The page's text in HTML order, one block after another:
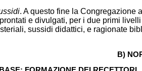
. A questo fine la Congregazione
e divulgati, per i due primi
sussidi didattici, e ragionate
B)